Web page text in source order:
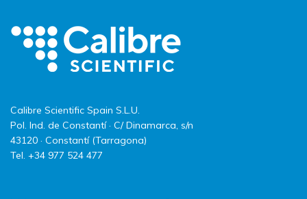
Calibre Scientific Spain S.L.U.
Pol. Ind. de Constantí · C/ Dinamarca, s/n
43120 · Constantí (Tarragona)
Tel. +34 977 524 477